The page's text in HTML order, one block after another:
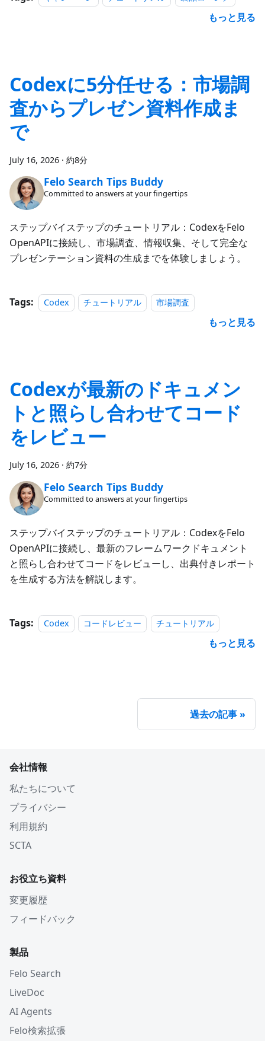
もっと見る
Codexに5分任せる：市場調
査からプレゼン資料作成ま
で
July 16, 2026 · 約8分
Felo Search Tips Buddy
Committed to answers at your fingertips
ステップバイステップのチュートリアル：CodexをFelo
OpenAPIに接続し、市場調査、情報収集、そして完全な
プレゼンテーション資料の生成までを体験しましょう。
Tags: Codex チュートリアル 市場調査
もっと見る
Codexが最新のドキュメン
トと照らし合わせてコード
をレビュー
July 16, 2026 · 約7分
Felo Search Tips Buddy
Committed to answers at your fingertips
ステップバイステップのチュートリアル：CodexをFelo
OpenAPIに接続し、最新のフレームワークドキュメント
と照らし合わせてコードをレビューし、出典付きレポート
を生成する方法を解説します。
Tags: Codex コードレビュー チュートリアル
もっと見る
過去の記事
会社情報
私たちについて
プライバシー
利用規約
SCTA
お役立ち資料
変更履歴
フィードバック
製品
Felo Search
LiveDoc
AI Agents
Felo検索拡張